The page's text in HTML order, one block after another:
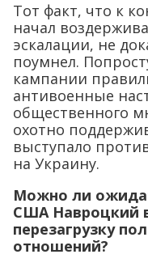
Тот факт, что к
начал
эскалации, не
поумнел.
кампании
антивоенные
общественного
охотно
выступало
на Украину.
Можно ли
США Навроцкий
перезагрузку
отношений?